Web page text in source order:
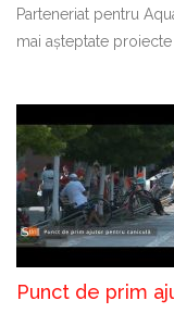
Parteneriat pentru
mai așteptate
Punct de prim